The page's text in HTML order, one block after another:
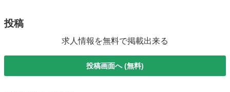
投稿
求人情報を無料で掲載出来る
投稿画面へ (無料)